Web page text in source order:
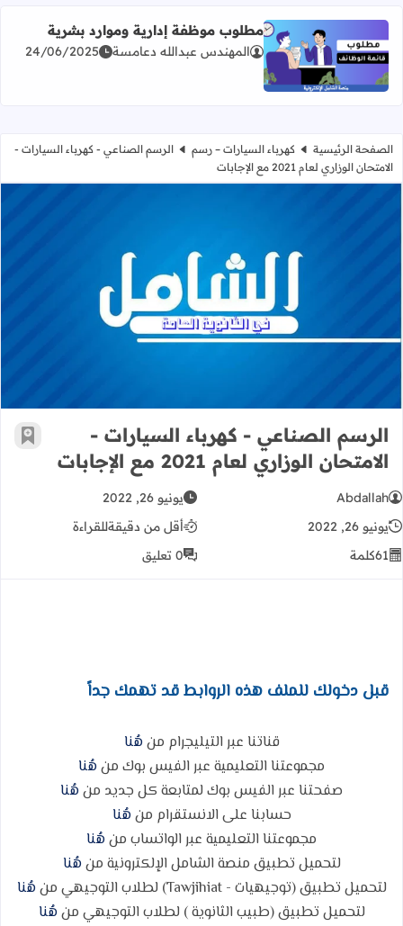
اقرأ المزيد عن مطلوب موظفة إدارية وموارد بشرية
مطلوب موظفة إدارية وموارد بشرية
المهندس عبدالله دعامسة 24/06/2025
الصفحة الرئيسية كهرباء السيارات – رسم
الرسم الصناعي - كهرباء السيارات -
الامتحان الوزاري لعام 2021 مع الإجابات
الرسم الصناعي - كهرباء السيارات - الامتحان
الرسم الصناعي - كهرباء السيارات -
الامتحان الوزاري لعام 2021 مع الإجابات
أضف
Abdallah
يونيو 26, 2022
يونيو 26, 2022
أقل من دقيقةللقراءة
61كلمة 0 تعليق
قبل دخولك للملف هذه الروابط قد تهمك جداً
قناتنا عبر التيليجرام منهُنا
مجموعتنا التعليمية عبر الفيس بوك منهُنا
صفحتنا عبر الفيس بوك لمتابعة كل جديد منهُنا
حسابنا على الانستقرام منهُنا
مجموعتنا التعليمية عبر الواتساب منهُنا
لتحميل تطبيق منصة الشامل الإلكترونية منهُنا
لتحميل تطبيق (توجيهيات - Tawjihiat) لطلاب التوجيهي من
هُنا
لتحميل تطبيق (طبيب الثانوية ) لطلاب التوجيهي منهُنا